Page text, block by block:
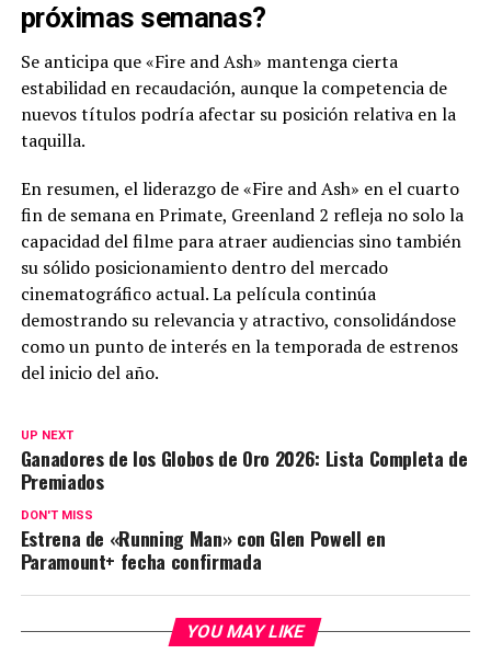
próximas semanas?
Se anticipa que «Fire and Ash» mantenga cierta
estabilidad en recaudación, aunque la competencia de
nuevos títulos podría afectar su posición relativa en la
taquilla.
En resumen, el liderazgo de «Fire and Ash» en el cuarto
fin de semana en Primate, Greenland 2 refleja no solo la
capacidad del filme para atraer audiencias sino también
su sólido posicionamiento dentro del mercado
cinematográfico actual. La película continúa
demostrando su relevancia y atractivo, consolidándose
como un punto de interés en la temporada de estrenos
del inicio del año.
UP NEXT
Ganadores de los Globos de Oro 2026: Lista Completa de
Premiados
DON'T MISS
Estrena de «Running Man» con Glen Powell en
Paramount+ fecha confirmada
YOU MAY LIKE